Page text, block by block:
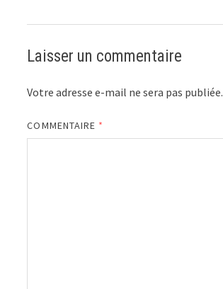
Laisser un commentaire
Votre adresse e-mail ne sera pas publiée.
COMMENTAIRE *